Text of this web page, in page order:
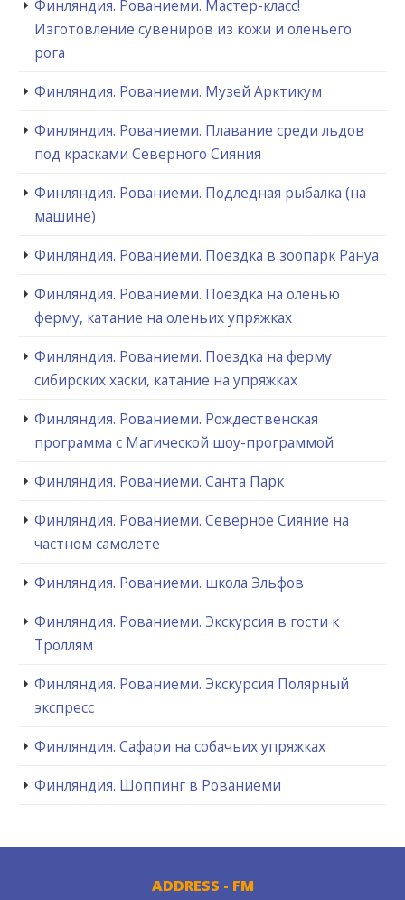
Финляндия. Рованиеми. Мастер-класс!
Изготовление сувениров из кожи и оленьего
рога
Финляндия. Рованиеми. Музей Арктикум
Финляндия. Рованиеми. Плавание среди льдов
под красками Северного Сияния
Финляндия. Рованиеми. Подледная рыбалка (на
машине)
Финляндия. Рованиеми. Поездка в зоопарк Рануа
Финляндия. Рованиеми. Поездка на оленью
ферму, катание на оленьих упряжках
Финляндия. Рованиеми. Поездка на ферму
сибирских хаски, катание на упряжках
Финляндия. Рованиеми. Рождественская
программа с Магической шоу-программой
Финляндия. Рованиеми. Санта Парк
Финляндия. Рованиеми. Северное Сияние на
частном самолете
Финляндия. Рованиеми. школа Эльфов
Финляндия. Рованиеми. Экскурсия в гости к
Троллям
Финляндия. Рованиеми. Экскурсия Полярный
экспресс
Финляндия. Сафари на собачьих упряжках
Финляндия. Шоппинг в Рованиеми
ADDRESS - FM